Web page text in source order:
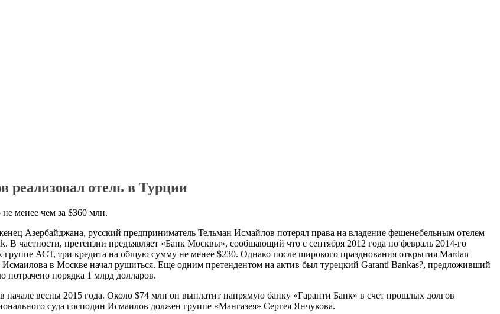
реализовал отель в Турции
менее чем за $360 млн.
Азербайджана, русский предприниматель Тельман Исмайлов потерял права на владение фешенебельным отелем
В частности, претензии предъявляет «Банк Москвы», сообщающий что с сентября 2012 года по февраль 2014-го
АСТ, три кредита на общую сумму не менее $230. Однако после широкого празднования открытия Mardan
в Москве начал рушиться. Еще одним претендентом на актив был турецкий Garanti Bankas?, предложивший
потрачено порядка 1 млрд долларов.
весны 2015 года. Около $74 млн он выплатит напрямую банку «Гаранти Банк» в счет прошлых долгов
суда господин Исмаилов должен группе «Мангазея» Сергея Янчукова.